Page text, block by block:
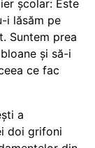
școlar: Este
i lăsăm pe
Suntem prea
și să-i
ce fac
a
doi grifoni